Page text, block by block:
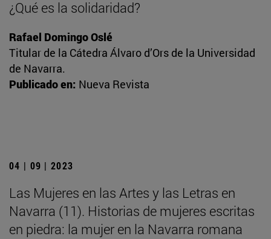
¿Qué es la solidaridad?
Rafael Domingo Oslé
Titular de la Cátedra Álvaro d’Ors de la Universidad
de Navarra.
Publicado en: Nueva Revista
04 | 09 | 2023
Las Mujeres en las Artes y las Letras en
Navarra (11). Historias de mujeres escritas
en piedra: la mujer en la Navarra romana